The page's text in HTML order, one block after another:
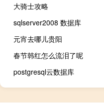
大骑士攻略
sqlserver2008 数据库
元宵去哪儿贵阳
春节韩红怎么流泪了呢
postgresql云数据库